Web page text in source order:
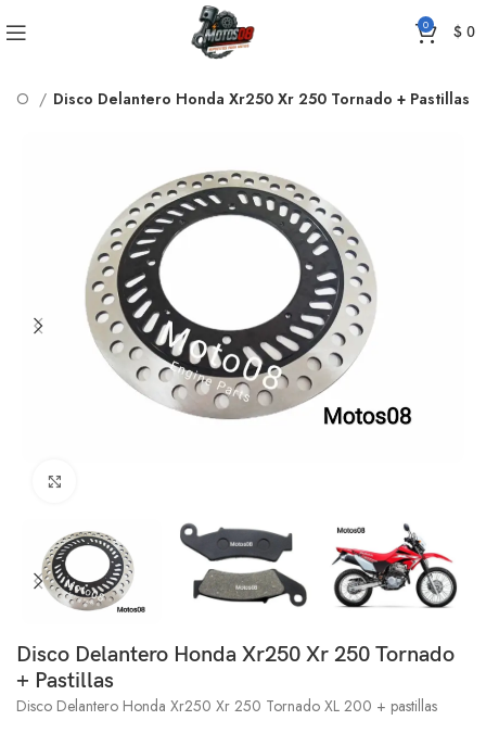
0 $0
Disco Delantero Honda Xr250 Xr 250 Tornado + Pastillas
Disco Delantero Honda Xr250 Xr 250 Tornado
+ Pastillas
Disco Delantero Honda Xr250 Xr 250 Tornado XL 200 + pastillas